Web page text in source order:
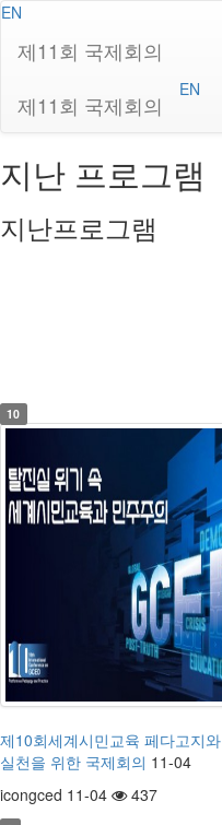
EN
제11회 국제회의
제11회 국제회의
EN
지난 프로그램
지난프로그램
10
제10회세계시민교육 페다고지와
실천을 위한 국제회의 11-04
icongced 11-04
437